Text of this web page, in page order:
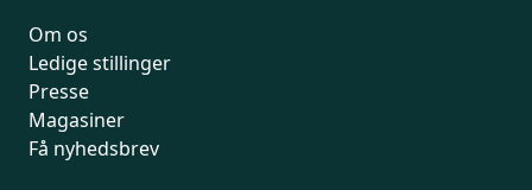
Om os
Ledige stillinger
Presse
Magasiner
Få nyhedsbrev